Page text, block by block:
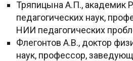
Тряпицына А.П., академик
педагогических наук,
НИИ педагогических
Флегонтов А.В., доктор
наук, профессор,